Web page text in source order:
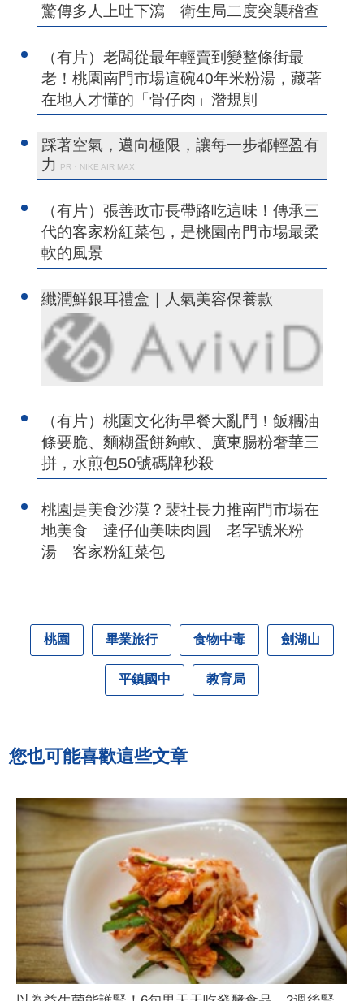
驚傳多人上吐下瀉 衛生局二度突襲稽查
（有片）老闆從最年輕賣到變整條街最
老！桃園南門市場這碗40年米粉湯，藏著
在地人才懂的「骨仔肉」潛規則
踩著空氣，邁向極限，讓每一步都輕盈有
力
PR・NIKE AIR MAX
（有片）張善政市長帶路吃這味！傳承三
代的客家粉紅菜包，是桃園南門市場最柔
軟的風景
纖潤鮮銀耳禮盒｜人氣美容保養款
（有片）桃園文化街早餐大亂鬥！飯糰油
條要脆、麵糊蛋餅夠軟、廣東腸粉奢華三
拼，水煎包50號碼牌秒殺
桃園是美食沙漠？裴社長力推南門市場在
地美食 達仔仙美味肉圓 老字號米粉
湯 客家粉紅菜包
桃園 畢業旅行 食物中毒 劍湖山
平鎮國中 教育局
您也可能喜歡這些文章